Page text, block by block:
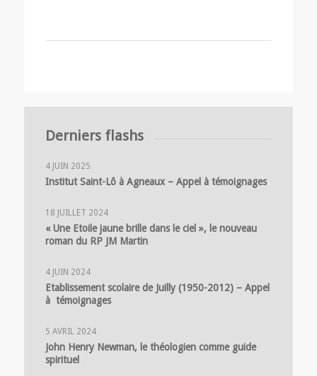
Derniers flashs
4 JUIN 2025
Institut Saint-Lô à Agneaux – Appel à témoignages
18 JUILLET 2024
« Une Etoile jaune brille dans le ciel », le nouveau
roman du RP JM Martin
4 JUIN 2024
Etablissement scolaire de Juilly (1950-2012) – Appel
à témoignages
5 AVRIL 2024
John Henry Newman, le théologien comme guide
spirituel